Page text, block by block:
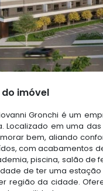
imóvel
Gronchi é um
Localizado em uma
bem, aliando
com acabamentos
piscina, salão de
de ter uma
região da cidade.